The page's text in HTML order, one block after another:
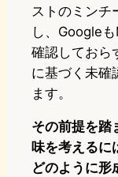
ストのミンチ
し、Google
確認しておら
に基づく未確
ます。
その前提を踏
味を考える
どのように形